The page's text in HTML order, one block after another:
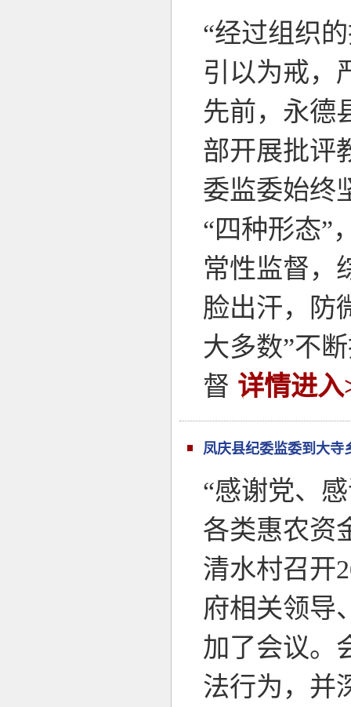
“经过组织
引以为戒，
先前，永德
部开展批评
委监委始终
“四种形态”
常性监督，
脸出汗，防
大多数”不
督 详情进入
凤庆县纪委监委到大寺
“感谢党、
各类惠农资
清水村召开
府相关领导
加了会议。
法行为，并